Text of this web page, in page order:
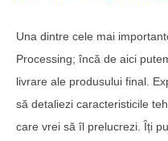
Una dintre cele mai
Processing; încă de aici
livrare ale produsului final.
să detaliezi caracteristicile
care vrei să îl prelucrezi. Îți